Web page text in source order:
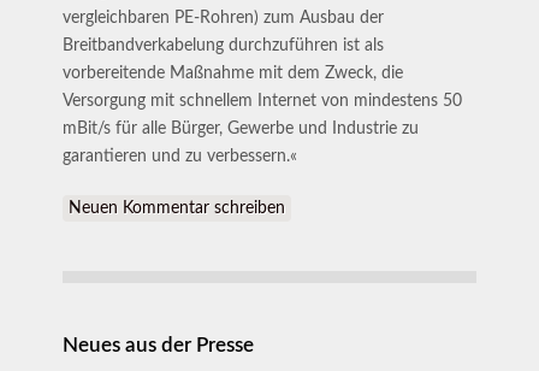
vergleichbaren PE-Rohren) zum Ausbau der
Breitbandverkabelung durchzuführen ist als
vorbereitende Maßnahme mit dem Zweck, die
Versorgung mit schnellem Internet von mindestens 50
mBit/s für alle Bürger, Gewerbe und Industrie zu
garantieren und zu verbessern.«
Neuen Kommentar schreiben
Neues aus der Presse